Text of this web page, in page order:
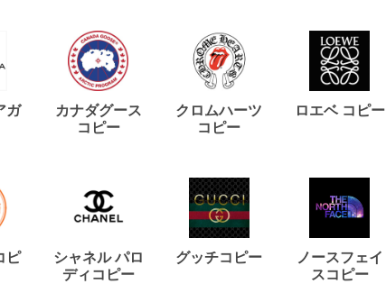
ガ
カナダグース
コピー
クロムハーツ
コピー
ロエベ コピー
ピ
シャネル パロ
ディコピー
グッチコピー
ノースフェイ
スコピー